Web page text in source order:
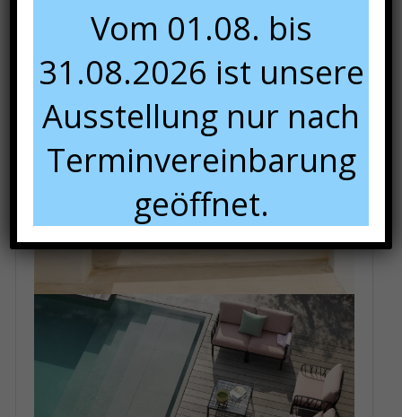
Vom 01.08. bis
31.08.2026 ist unsere
Ausstellung nur nach
Terminvereinbarung
geöffnet.